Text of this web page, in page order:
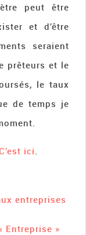
peut être
et d’être
seraient
prêteurs et le
le taux
de temps je
ici
entreprises
Entreprise »